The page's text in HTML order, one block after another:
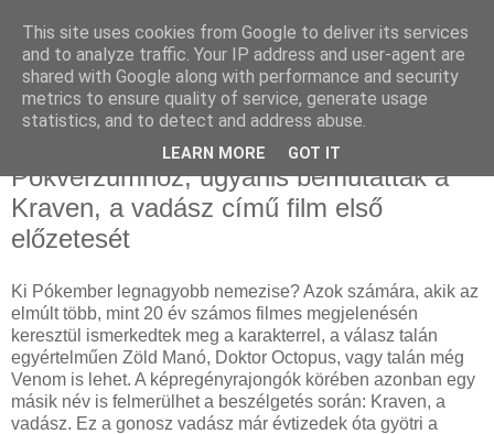
2023. június 20., kedd
Eredettörténet készül a Sony-féle
Pókverzumhoz, ugyanis bemutatták a
Kraven, a vadász című film első
előzetesét
Ki Pókember legnagyobb nemezise? Azok számára, akik az
elmúlt több, mint 20 év számos filmes megjelenésén
keresztül ismerkedtek meg a karakterrel, a válasz talán
egyértelműen Zöld Manó, Doktor Octopus, vagy talán még
Venom is lehet. A képregényrajongók körében azonban egy
másik név is felmerülhet a beszélgetés során: Kraven, a
vadász. Ez a gonosz vadász már évtizedek óta gyötri a
This site uses cookies from Google to deliver its services
and to analyze traffic. Your IP address and user-agent are
shared with Google along with performance and security
metrics to ensure quality of service, generate usage
statistics, and to detect and address abuse.
LEARN MORE GOT IT